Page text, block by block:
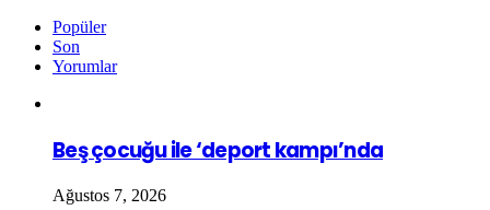
Popüler
Son
Yorumlar
Beş çocuğu ile ‘deport kampı’nda
Ağustos 7, 2026